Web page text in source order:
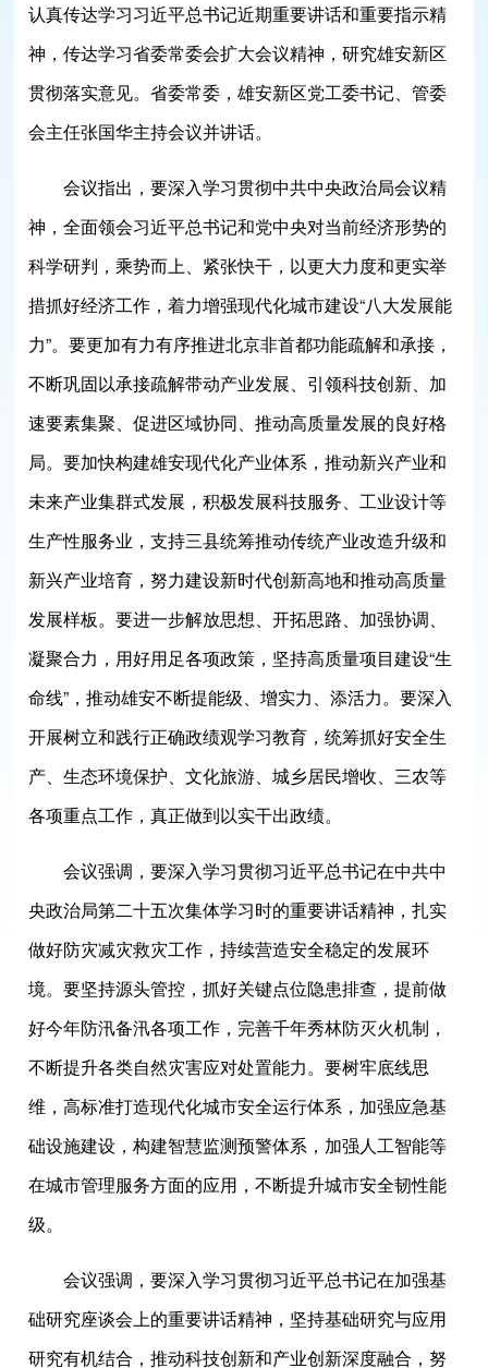
认真传达学习习近平总书记近期重要讲话和重要指示精
神，传达学习省委常委会扩大会议精神，研究雄安新区
贯彻落实意见。省委常委，雄安新区党工委书记、管委
会主任张国华主持会议并讲话。
会议指出，要深入学习贯彻中共中央政治局会议精
神，全面领会习近平总书记和党中央对当前经济形势的
科学研判，乘势而上、紧张快干，以更大力度和更实举
措抓好经济工作，着力增强现代化城市建设“八大发展能
力”。要更加有力有序推进北京非首都功能疏解和承接，
不断巩固以承接疏解带动产业发展、引领科技创新、加
速要素集聚、促进区域协同、推动高质量发展的良好格
局。要加快构建雄安现代化产业体系，推动新兴产业和
未来产业集群式发展，积极发展科技服务、工业设计等
生产性服务业，支持三县统筹推动传统产业改造升级和
新兴产业培育，努力建设新时代创新高地和推动高质量
发展样板。要进一步解放思想、开拓思路、加强协调、
凝聚合力，用好用足各项政策，坚持高质量项目建设“生
命线”，推动雄安不断提能级、增实力、添活力。要深入
开展树立和践行正确政绩观学习教育，统筹抓好安全生
产、生态环境保护、文化旅游、城乡居民增收、三农等
各项重点工作，真正做到以实干出政绩。
会议强调，要深入学习贯彻习近平总书记在中共中
央政治局第二十五次集体学习时的重要讲话精神，扎实
做好防灾减灾救灾工作，持续营造安全稳定的发展环
境。要坚持源头管控，抓好关键点位隐患排查，提前做
好今年防汛备汛各项工作，完善千年秀林防灭火机制，
不断提升各类自然灾害应对处置能力。要树牢底线思
维，高标准打造现代化城市安全运行体系，加强应急基
础设施建设，构建智慧监测预警体系，加强人工智能等
在城市管理服务方面的应用，不断提升城市安全韧性能
级。
会议强调，要深入学习贯彻习近平总书记在加强基
础研究座谈会上的重要讲话精神，坚持基础研究与应用
研究有机结合，推动科技创新和产业创新深度融合，努